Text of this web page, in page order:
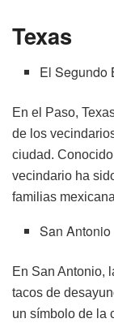
Texas
El Segundo
En el Paso,
de los
ciudad.
vecindario ha
familias
San Antonio
En San Antonio,
tacos de
un símbolo de la